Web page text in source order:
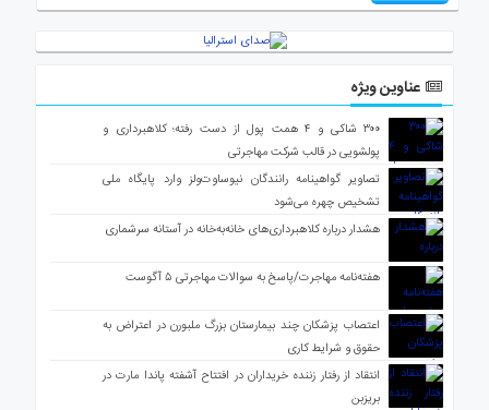
عناوین ویژه
۳۰۰ شاکی و ۴ همت پول از دست رفته؛ کلاهبرداری و
پولشویی در قالب شرکت مهاجرتی
تصاویر گواهینامه رانندگان نیوساوت‌ولز وارد پایگاه ملی
تشخیص چهره می‌شود
هشدار درباره کلاهبرداری‌های خانه‌به‌خانه در آستانه سرشماری
هفته‌نامه مهاجرت/پاسخ به سوالات مهاجرتی ۵ آگوست
اعتصاب پزشکان چند بیمارستان بزرگ ملبورن در اعتراض به
حقوق و شرایط کاری
انتقاد از رفتار زننده خریداران در افتتاح آشفته پاندا مارت در
بریزبن